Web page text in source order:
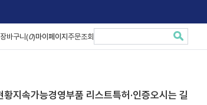
장바구니(0)마이페이지 주문조회
황지속가능경영부품 리스트특허·인증오시는 길